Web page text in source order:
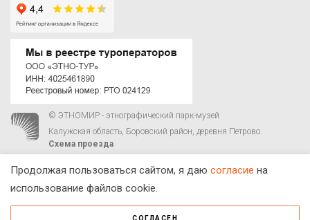
© ЭТНОМИР - этнографический парк-музей
Калужская область, Боровский район, деревня Петрово.
Схема проезда
Продолжая пользоваться сайтом, я даю согласие на
использование файлов cookie.
СОГЛАСЕН